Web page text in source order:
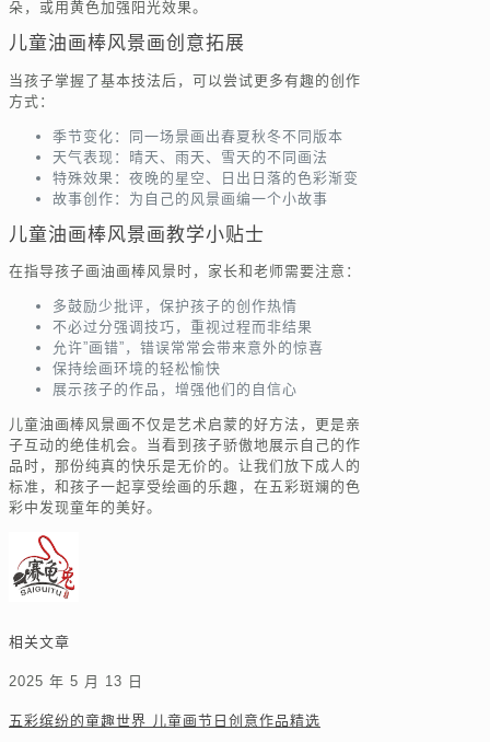
朵，或用黄色加强阳光效果。
儿童油画棒风景画创意拓展
当孩子掌握了基本技法后，可以尝试更多有趣的创作
方式：
季节变化：同一场景画出春夏秋冬不同版本
天气表现：晴天、雨天、雪天的不同画法
特殊效果：夜晚的星空、日出日落的色彩渐变
故事创作：为自己的风景画编一个小故事
儿童油画棒风景画教学小贴士
在指导孩子画油画棒风景时，家长和老师需要注意：
多鼓励少批评，保护孩子的创作热情
不必过分强调技巧，重视过程而非结果
允许”画错”，错误常常会带来意外的惊喜
保持绘画环境的轻松愉快
展示孩子的作品，增强他们的自信心
儿童油画棒风景画不仅是艺术启蒙的好方法，更是亲
子互动的绝佳机会。当看到孩子骄傲地展示自己的作
品时，那份纯真的快乐是无价的。让我们放下成人的
标准，和孩子一起享受绘画的乐趣，在五彩斑斓的色
彩中发现童年的美好。
相关文章
2025 年 5 月 13 日
五彩缤纷的童趣世界 儿童画节日创意作品精选